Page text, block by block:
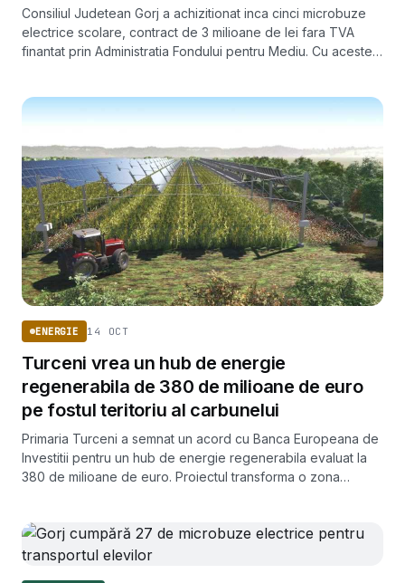
Consiliul Judetean Gorj a achizitionat inca cinci microbuze
electrice scolare, contract de 3 milioane de lei fara TVA
finantat prin Administratia Fondului pentru Mediu. Cu acestea,
ENERGIE 14 OCT
Turceni vrea un hub de energie
regenerabila de 380 de milioane de euro
pe fostul teritoriu al carbunelui
Primaria Turceni a semnat un acord cu Banca Europeana de
Investitii pentru un hub de energie regenerabila evaluat la
380 de milioane de euro. Proiectul transforma o zona